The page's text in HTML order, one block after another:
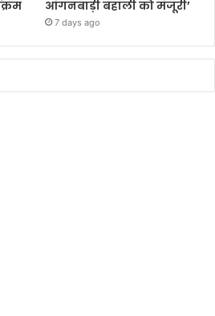
आंगनबाड़ी बहाली को मंजूरी’
7 days ago